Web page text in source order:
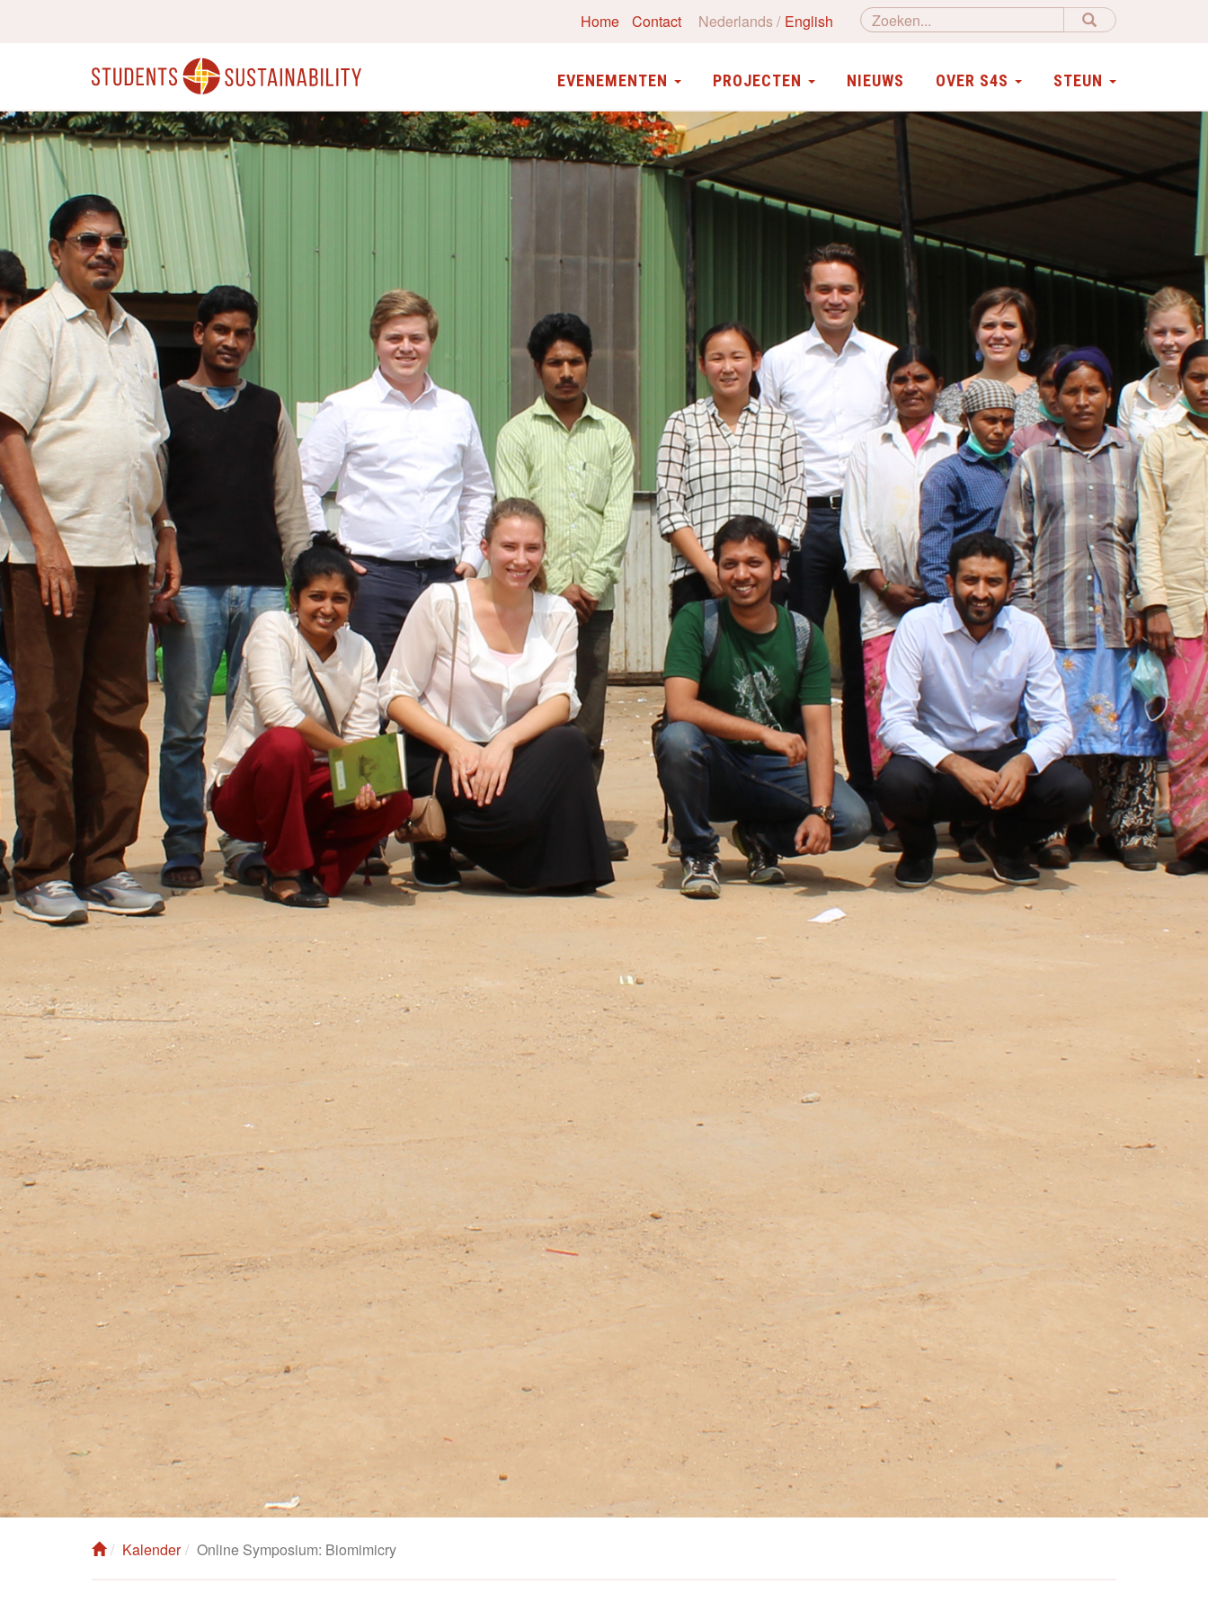
Home Contact Nederlands English
EVENEMENTEN PROJECTEN NIEUWS OVER S4S STEUN
Kalender Online Symposium: Biomimicry